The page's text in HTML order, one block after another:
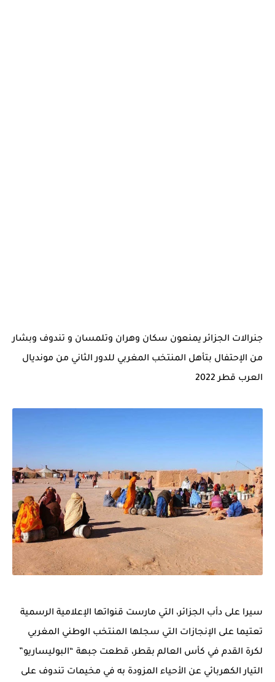
جنرالات الجزائر يمنعون سكان وهران وتلمسان و تندوف وبشار
من الإحتفال بتأهل المنتخب المغربي للدور الثاني من مونديال
العرب قطر 2022
سيرا على دأب الجزائر، التي مارست قنواتها الإعلامية الرسمية
تعتيما على الإنجازات التي سجلها المنتخب الوطني المغربي
لكرة القدم في كأس العالم بقطر، قطعت جبهة “البوليساريو”
التيار الكهربائي عن الأحياء المزودة به في مخيمات تندوف على